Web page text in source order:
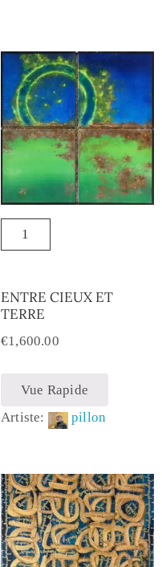
ENTRE CIEUX ET
TERRE
€1,600.00
Vue Rapide
Artiste:
pillon